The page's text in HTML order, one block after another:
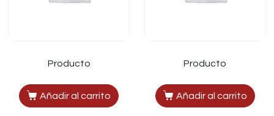
Producto
Añadir al carrito
Producto
Añadir al carrito